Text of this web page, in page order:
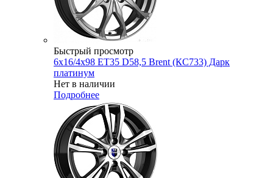
Быстрый просмотр
6x16/4x98 ET35 D58,5 Brent (КС733) Дарк
платинум
Нет в наличии
Подробнее